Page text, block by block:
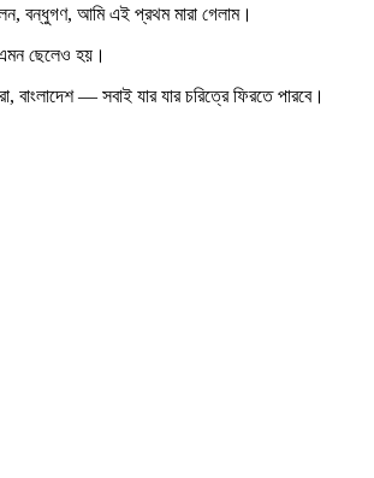
বন্ধুগণ, আমি এই প্রথম মারা গেলাম।
ছেলেও হয়।
— সবাই যার যার চরিত্রে ফিরতে পারবে।